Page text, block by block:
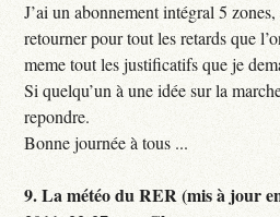
J’ai un abonnement intégral 5
retourner pour tout les retards que
meme tout les justificatifs que je
Si quelqu’un à une idée sur la
repondre.
Bonne journée à tous ...
9.La météo du RER (mis à jour